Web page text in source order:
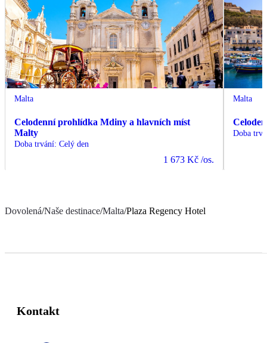
Malta
Celodenní prohlídka Mdiny a hlavních míst
Malty
Doba trvání: Celý den
1 673 Kč /os.
Malta
Doba
Dovolená/Naše destinace/Malta/Plaza Regency Hotel
Kontakt